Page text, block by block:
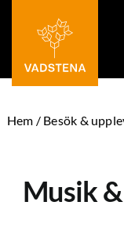
innehållet
Hem / Besök &
Musik